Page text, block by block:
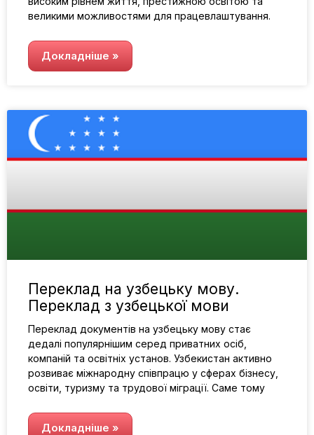
великими можливостями для працевлаштування.
Докладніше »
Переклад на узбецьку мову.
Переклад з узбецької мови
Переклад документів на узбецьку мову стає
дедалі популярнішим серед приватних осіб,
компаній та освітніх установ. Узбекистан активно
розвиває міжнародну співпрацю у сферах бізнесу,
освіти, туризму та трудової міграції. Саме тому
Докладніше »